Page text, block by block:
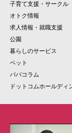
子育て支援・サークル
オトク情報
求人情報・就職支援
公園
暮らしのサービス
ペット
パパコラム
ドットコムホールディ